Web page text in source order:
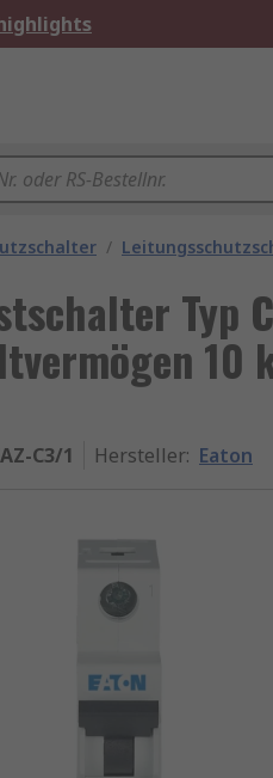
/
Typ
10
C3/1 Hersteller: Eaton